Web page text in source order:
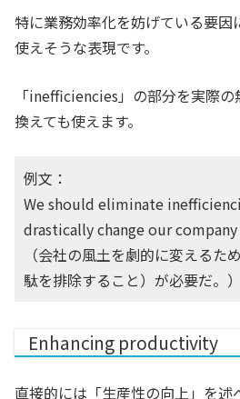
特に業務効率化を妨げている要
使えそうな表現です。
「inefficiencies」の部分を実際
換えても使えます。
例文：
We should eliminate
drastically change our
（会社の風土を劇的に変えるた
駄を排除すること）が必要だ。）
Enhancing productivity
直接的には「生産性の向上」を述